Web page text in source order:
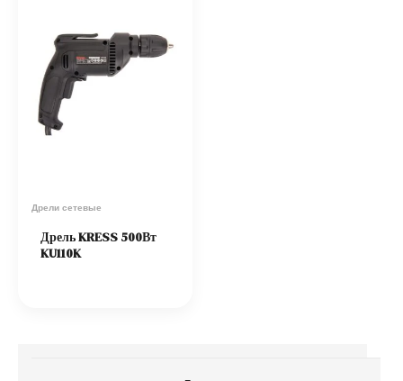
Дрели сетевые
Дрель KRESS 500Вт
KU110K